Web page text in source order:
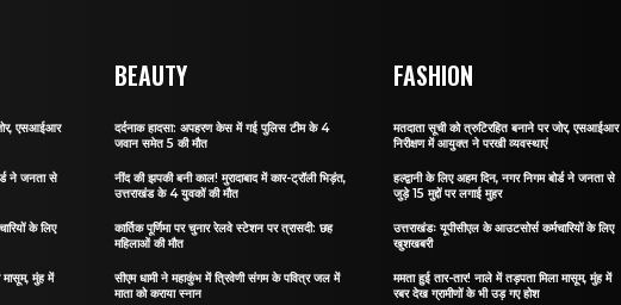
एसआईआर
ने जनता से
के लिए
मासूम, मुंह में
BEAUTY
दर्दनाक हादसा: अपहरण केस में गई पुलिस टीम के 4
जवान समेत 5 की मौत
नींद की झपकी बनी काल! मुरादाबाद में कार-ट्रॉली भिड़ंत,
उत्तराखंड के 4 युवकों की मौत
कार्तिक पूर्णिमा पर चुनार रेलवे स्टेशन पर त्रासदी: छह
महिलाओं की मौत
सीएम धामी ने महाकुंभ में त्रिवेणी संगम के पवित्र जल में
माता को कराया स्नान
FASHION
मतदाता सूची को त्रुटिरहित बनाने पर जोर, एसआईआर
निरीक्षण में आयुक्त ने परखी व्यवस्थाएं
हल्द्वानी के लिए अहम दिन, नगर निगम बोर्ड ने जनता से
जुड़े 15 मुद्दों पर लगाई मुहर
उत्तराखंडः यूपीसीएल के आउटसोर्स कर्मचारियों के लिए
खुशखबरी
ममता हुई तार-तार! नाले में तड़पता मिला मासूम, मुंह में
रबर देख ग्रामीणों के भी उड़ गए होश